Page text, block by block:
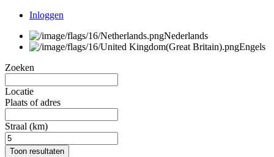
Inloggen
Nederlands
Engels
Zoeken
Locatie
Plaats of adres
Straal (km)
Toon resultaten